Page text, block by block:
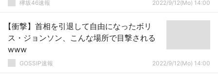
欅坂46速報 2022/9/12(Mo) 14:00
【衝撃】首相を引退して自由になったボリ
ス・ジョンソン、こんな場所で目撃される
www
GOSSIP速報 2022/9/12(Mo) 14:00